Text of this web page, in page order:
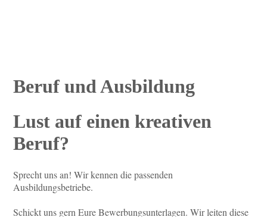
Beruf und Ausbildung
Lust auf einen kreativen
Beruf?
Sprecht uns an! Wir kennen die passenden
Ausbildungsbetriebe.
Schickt uns gern Eure Bewerbungsunterlagen. Wir leiten diese